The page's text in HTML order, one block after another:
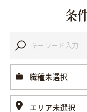
条
職種未選択
エリア未選択